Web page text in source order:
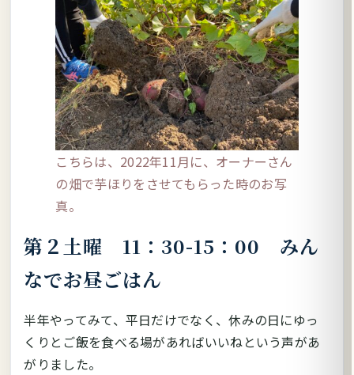
こちらは、2022年11月に、オーナーさん
の畑で芋ほりをさせてもらった時のお写
真。
第２土曜 11：30-15：00 みん
なでお昼ごはん
半年やってみて、平日だけでなく、休みの日にゆっ
くりとご飯を食べる場があればいいねという声があ
がりました。